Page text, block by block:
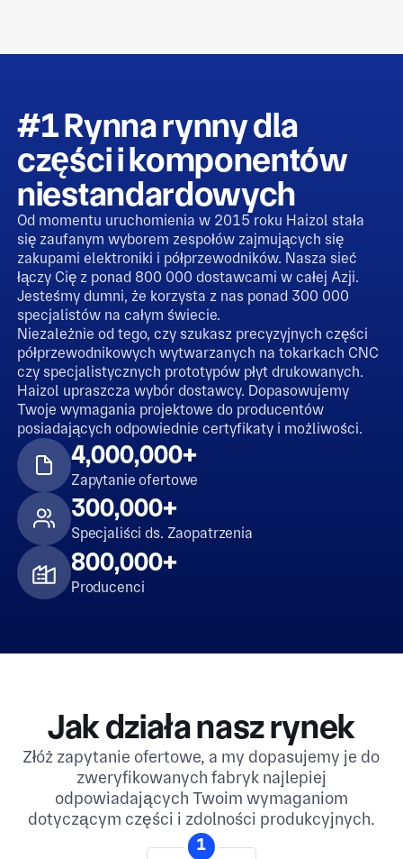
#1 Rynna rynny dla
części i komponentów
niestandardowych
Od momentu uruchomienia w 2015 roku Haizol stała
się zaufanym wyborem zespołów zajmujących się
zakupami elektroniki i półprzewodników. Nasza sieć
łączy Cię z ponad 800 000 dostawcami w całej Azji.
Jesteśmy dumni, że korzysta z nas ponad 300 000
specjalistów na całym świecie.
Niezależnie od tego, czy szukasz precyzyjnych części
półprzewodnikowych wytwarzanych na tokarkach CNC
czy specjalistycznych prototypów płyt drukowanych.
Haizol upraszcza wybór dostawcy. Dopasowujemy
Twoje wymagania projektowe do producentów
posiadających odpowiednie certyfikaty i możliwości.
4,000,000+
Zapytanie ofertowe
300,000+
Specjaliści ds. Zaopatrzenia
800,000+
Producenci
Jak działa nasz rynek
Złóż zapytanie ofertowe, a my dopasujemy je do
zweryfikowanych fabryk najlepiej
odpowiadających Twoim wymaganiom
dotyczącym części i zdolności produkcyjnych.
1